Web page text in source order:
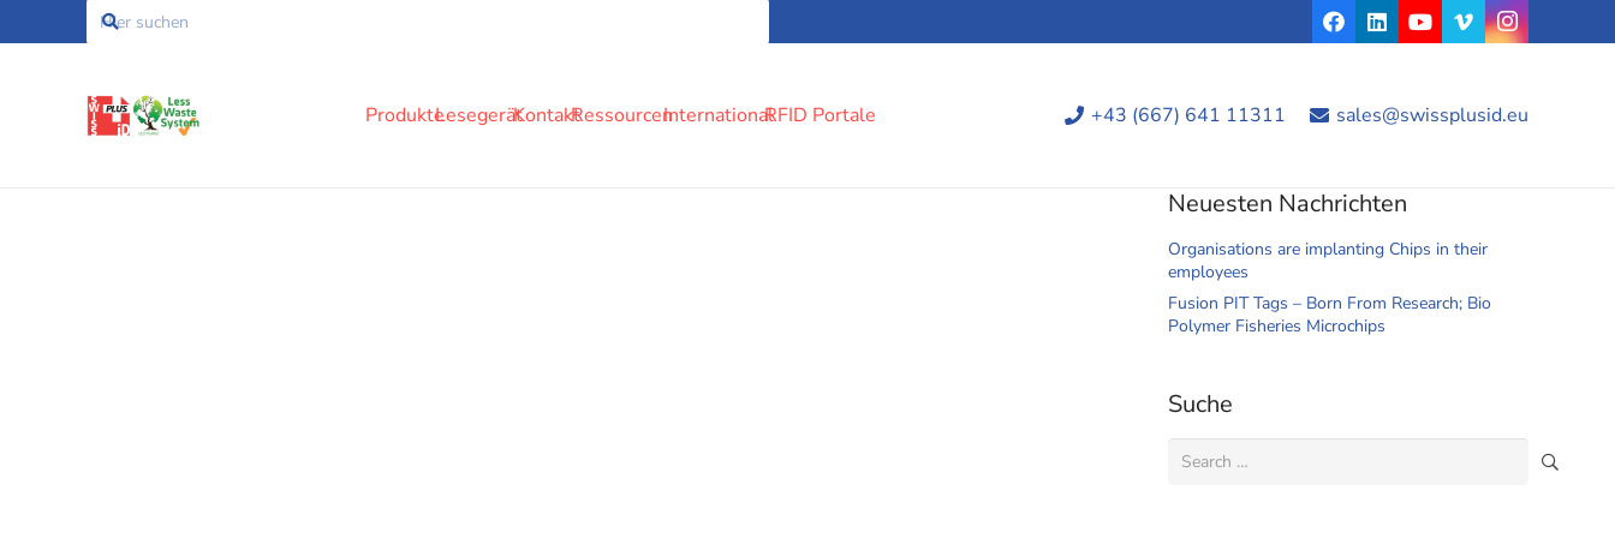
ProdukteLesegerätKontaktRessourcenInternationalRFID Portale +43 (667) 641 11311 sales@swissplusid.eu
Neuesten Nachrichten
Organisations are implanting Chips in their
employees
Fusion PIT Tags – Born From Research; Bio
Polymer Fisheries Microchips
Suche
Search